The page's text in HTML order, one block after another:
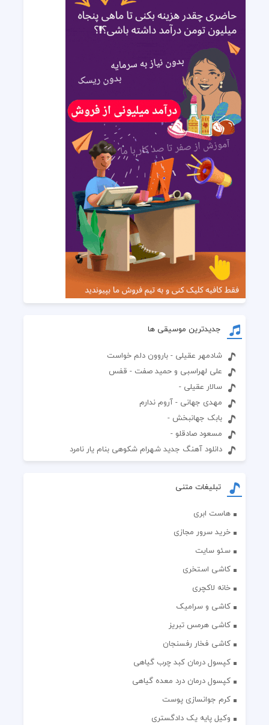
جدیدترین موسیقی ها
شادمهر عقیلی - باروون دلم خواست
علی لهراسبی و حمید صفت - قفس
سالار عقیلی -
مهدی جهانی - آروم ندارم
بابک جهانبخش -
مسعود صادقلو -
دانلود آهنگ جدید شهرام شکوهی بنام یار نامرد
تبلیغات متنی
هاست ابری
خرید سرور مجازی
سئو سایت
کاشی استخری
خانه لاکچری
کاشی و سرامیک
کاشی هرمس تبریز
کاشی فخار رفسنجان
کپسول درمان کبد چرب گیاهی
کپسول درمان درد معده گیاهی
کرم جوانسازی پوست
وکیل پایه یک دادگستری